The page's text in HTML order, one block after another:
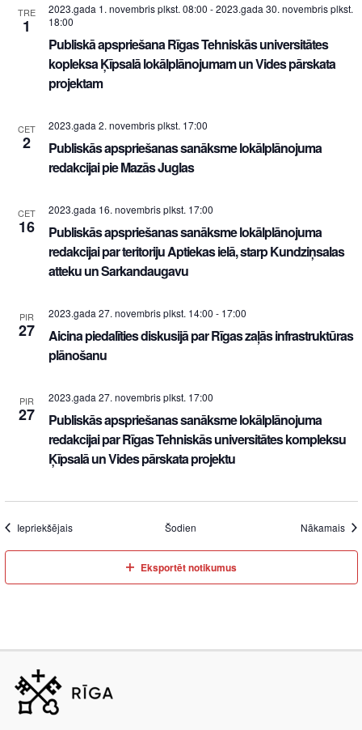
TRE
1
2023.gada 1. novembris plkst. 08:00 -2023.gada 30. novembris plkst.
18:00
Publiskā apspriešana Rīgas Tehniskās universitātes
kopleksa Ķīpsalā lokālplānojumam un Vides pārskata
projektam
CET
2
2023.gada 2. novembris plkst. 17:00
Publiskās apspriešanas sanāksme lokālplānojuma
redakcijai pie Mazās Juglas
CET
16
2023.gada 16. novembris plkst. 17:00
Publiskās apspriešanas sanāksme lokālplānojuma
redakcijai par teritoriju Aptiekas ielā, starp Kundziņsalas
atteku un Sarkandaugavu
PIR
27
2023.gada 27. novembris plkst. 14:00 - 17:00
Aicina piedalīties diskusijā par Rīgas zaļās infrastruktūras
plānošanu
PIR
27
2023.gada 27. novembris plkst. 17:00
Publiskās apspriešanas sanāksme lokālplānojuma
redakcijai par Rīgas Tehniskās universitātes kompleksu
Ķīpsalā un Vides pārskata projektu
Iepriekšējais Šodien Nākamais
Eksportēt notikumus